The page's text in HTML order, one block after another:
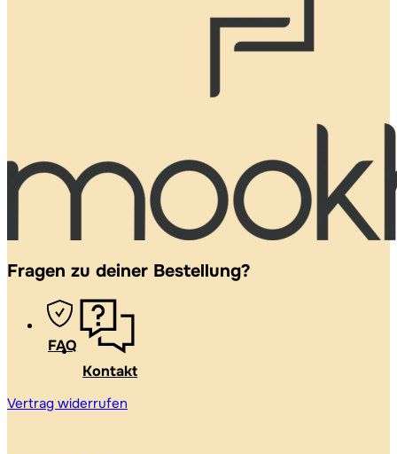
Fragen zu deiner Bestellung?
FAQ
Kontakt
Vertrag widerrufen